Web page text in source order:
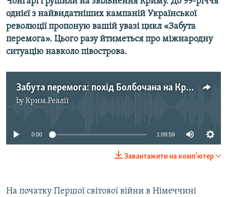
однієї з найвидатніших кампаній Української
революції пропоную вашій увазі цикл «Забута
перемога». Цього разу йтиметься про міжнародну
ситуацію навколо півострова.
Забута перемога: похід Болбочана на Крим. Частина 1
byКрим.Реалії
0:00 1:09:59
Завантажити на комп'ютер
На початку Першої світової війни в Німеччині